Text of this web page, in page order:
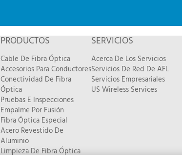
PRODUCTOS
Cable De Fibra Óptica
Accesorios Para Conductores
Conectividad De Fibra
Óptica
Pruebas E Inspecciones
Empalme Por Fusión
Fibra Óptica Especial
Acero Revestido De
Aluminio
Limpieza De Fibra Óptica
SERVICIOS
Acerca De Los Servicios
Servicios De Red De AFL
Servicios Empresariales
US Wireless Services